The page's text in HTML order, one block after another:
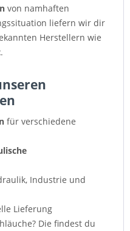
von namhaften
liefern wir dir
Herstellern wie
.
für verschiedene
Industrie und
Lieferung
Die findest du